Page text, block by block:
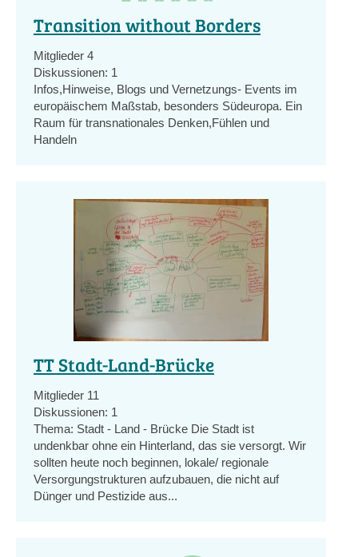
Transition without Borders
Mitglieder 4
Diskussionen: 1
Infos,Hinweise, Blogs und Vernetzungs- Events im
europäischem Maßstab, besonders Südeuropa. Ein
Raum für transnationales Denken,Fühlen und
Handeln
TT Stadt-Land-Brücke
Mitglieder 11
Diskussionen: 1
Thema: Stadt - Land - Brücke Die Stadt ist
undenkbar ohne ein Hinterland, das sie versorgt. Wir
sollten heute noch beginnen, lokale/ regionale
Versorgungstrukturen aufzubauen, die nicht auf
Dünger und Pestizide aus...